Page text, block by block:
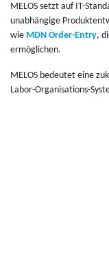
MELOS setzt auf IT-
unabhängige
wie MDN Order-Entry,
ermögli­chen.
MELOS bedeu­tet eine
Labor-Orga­ni­sa­tions-